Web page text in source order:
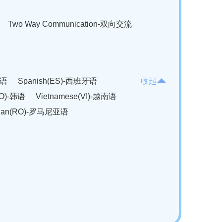
Two Way Communication-双向交流
Spanish(ES)-西班牙语
韩语
Vietnamese(VI)-越南语
罗马尼亚语
收起